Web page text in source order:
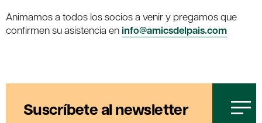
Animamos a todos los socios a venir y pregamos que
confirmen su asistencia eninfo@amicsdelpais.com
Suscríbete al newsletter